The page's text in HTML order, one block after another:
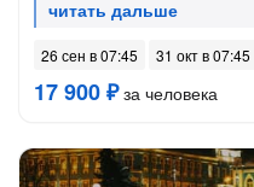
26 сен в 07:45 31 окт в 07:45
17 900 ₽за человека